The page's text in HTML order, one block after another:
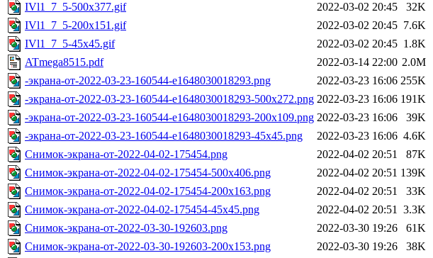
IVl1_7_5-500x377.gif
2022-03-02 20:45
32K
IVl1_7_5-200x151.gif
2022-03-02 20:45 7.6K
IVl1_7_5-45x45.gif
2022-03-02 20:45 1.8K
ATmega8515.pdf
2022-03-14 22:00 2.0M
-экрана-от-2022-03-23-160544-e1648030018293.png
2022-03-23 16:06 255K
-экрана-от-2022-03-23-160544-e1648030018293-500x272.png 2022-03-23 16:06 191K
-экрана-от-2022-03-23-160544-e1648030018293-200x109.png 2022-03-23 16:06
39K
-экрана-от-2022-03-23-160544-e1648030018293-45x45.png
2022-03-23 16:06 4.6K
Снимок-экрана-от-2022-04-02-175454.png
2022-04-02 20:51
87K
Снимок-экрана-от-2022-04-02-175454-500x406.png
2022-04-02 20:51 139K
Снимок-экрана-от-2022-04-02-175454-200x163.png
2022-04-02 20:51
33K
Снимок-экрана-от-2022-04-02-175454-45x45.png
2022-04-02 20:51 3.3K
Снимок-экрана-от-2022-03-30-192603.png
2022-03-30 19:26
61K
Снимок-экрана-от-2022-03-30-192603-200x153.png
2022-03-30 19:26
38K